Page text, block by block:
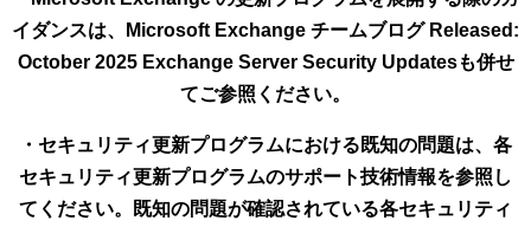
イダンスは、Microsoft Exchange チームブログ Released:
October 2025 Exchange Server Security Updatesも併せ
てご参照ください。
・セキュリティ更新プログラムにおける既知の問題は、各
セキュリティ更新プログラムのサポート技術情報を参照し
てください。既知の問題が確認されている各セキュリティ